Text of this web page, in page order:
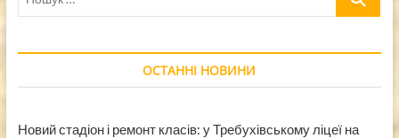
ОСТАННІ НОВИНИ
Новий стадіон і ремонт класів: у Требухівському ліцеї на